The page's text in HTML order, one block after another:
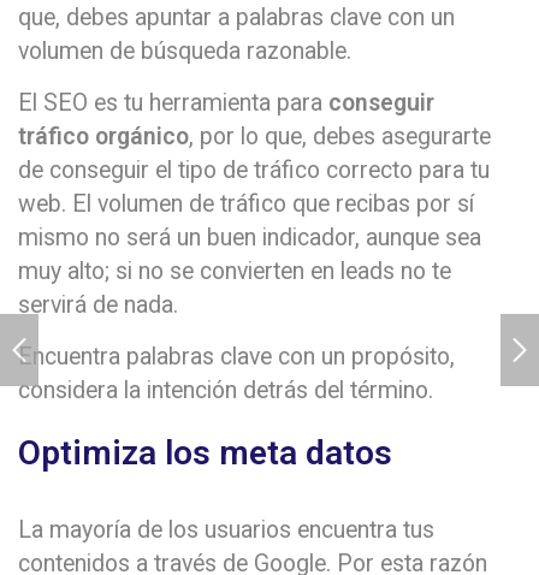
que, debes apuntar a palabras clave con un
volumen de búsqueda razonable.
El SEO es tu herramienta para conseguir
tráfico orgánico, por lo que, debes asegurarte
de conseguir el tipo de tráfico correcto para tu
web. El volumen de tráfico que recibas por sí
mismo no será un buen indicador, aunque sea
muy alto; si no se convierten en leads no te
servirá de nada.
Encuentra palabras clave con un propósito,
considera la intención detrás del término.
Optimiza los meta datos
La mayoría de los usuarios encuentra tus
contenidos a través de Google. Por esta razón